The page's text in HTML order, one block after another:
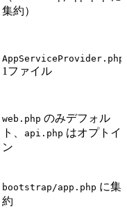
集約）
AppServiceProvider.php
1ファイル
web.php のみデフォル
ト、
api.php はオプトイ
ン
bootstrap/app.php に集
約